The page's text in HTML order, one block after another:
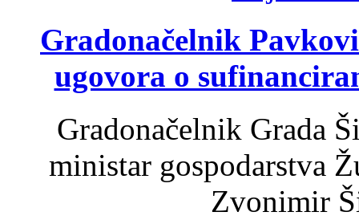
Gradonačelnik
ugovora o
Gradonačelnik Grada
ministar gospodarstva
Zvonimir